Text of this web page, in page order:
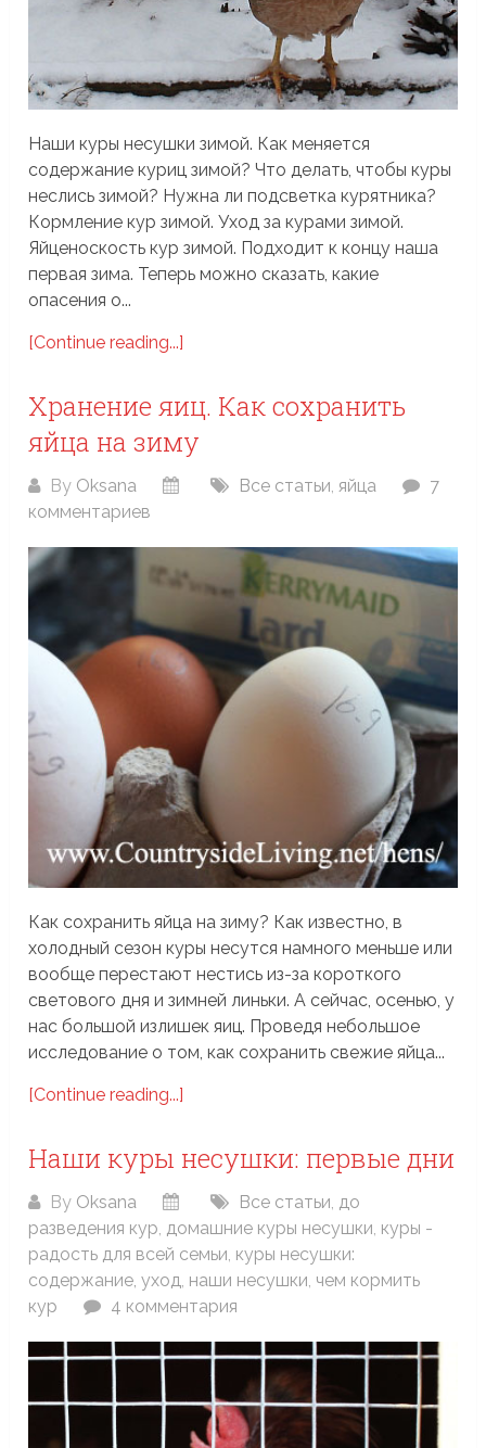
Наши куры несушки зимой. Как меняется
содержание куриц зимой? Что делать, чтобы куры
неслись зимой? Нужна ли подсветка курятника?
Кормление кур зимой. Уход за курами зимой.
Яйценоскость кур зимой. Подходит к концу наша
первая зима. Теперь можно сказать, какие
опасения о...
[Continue reading...]
Хранение яиц. Как сохранить
яйца на зиму
By Oksana Все статьи яйца
7
комментариев
Как сохранить яйца на зиму? Как известно, в
холодный сезон куры несутся намного меньше или
вообще перестают нестись из-за короткого
светового дня и зимней линьки. А сейчас, осенью, у
нас большой излишек яиц. Проведя небольшое
исследование о том, как сохранить свежие яйца...
[Continue reading...]
Наши куры несушки: первые дни
By Oksana Все статьи, до
разведения кур, домашние куры несушки, куры -
радость для всей семьи, куры несушки:
содержание, уход, наши несушки, чем кормить
кур
4 комментария